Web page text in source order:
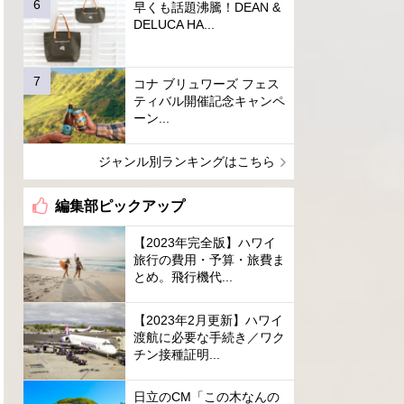
早くも話題沸騰！DEAN &
DELUCA HA...
コナ ブリュワーズ フェス
ティバル開催記念キャンペ
ーン...
ジャンル別ランキングはこちら
編集部ピックアップ
【2023年完全版】ハワイ
旅行の費用・予算・旅費ま
とめ。飛行機代...
【2023年2月更新】ハワイ
渡航に必要な手続き／ワク
チン接種証明...
日立のCM「この木なんの